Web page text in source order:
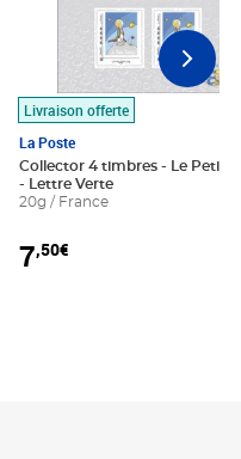
au panier
Livraison offerte
La Poste
Collector 4 timbres - Le Petit
- Lettre Verte
20g / France
7,50€